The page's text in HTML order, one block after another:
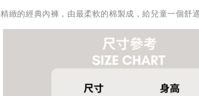
精緻的經典內褲，由最柔軟的棉製成，給兒童一個舒